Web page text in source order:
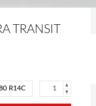
TRANSIT
R14C